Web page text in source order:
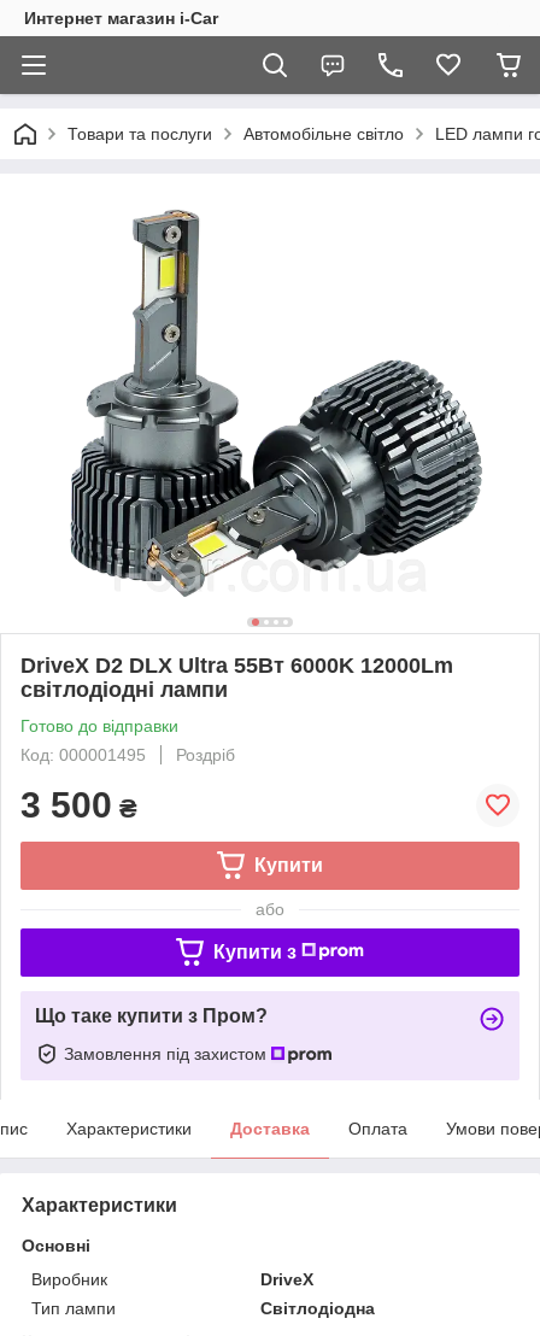
Интернет магазин i-Car
Товари та послуги Автомобільне світло LED лампи
DriveX D2 DLX Ultra 55Вт 6000K 12000Lm
світлодіодні лампи
Готово до відправки
Код: 000001495
Роздріб
3 500 ₴
Купити
або
Купити з
Що таке купити з Пром?
Замовлення під захистом
Характеристики Доставка Оплата Умови
Характеристики
Основні
Виробник
DriveX
Тип лампи
Світлодіодна